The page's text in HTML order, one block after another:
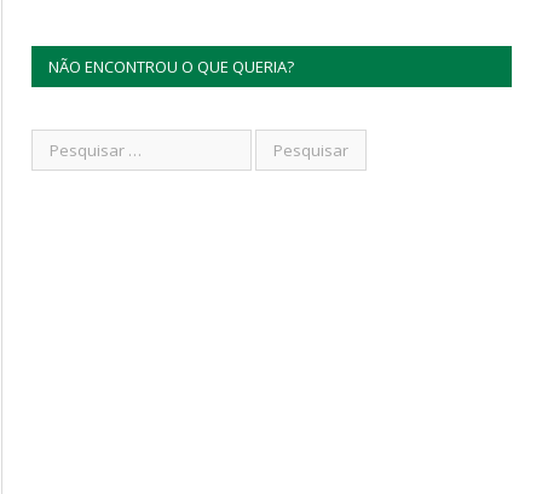
NÃO ENCONTROU O QUE QUERIA?